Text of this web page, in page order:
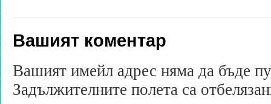
Вашият коментар
Вашият имейл адрес няма да бъде
Задължителните полета са